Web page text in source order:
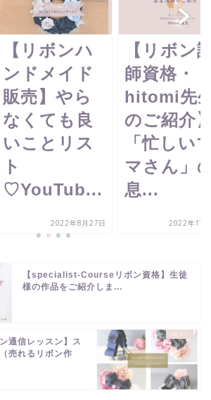
【リボンハ
ンドメイド
販売】やら
なくても良
いことリス
ト
♡YouTub...
2022年8月27日
【リボン
師資格・
hitomi先
のご紹介
「忙しい
マさん」
息...
2022年11
【specialist-Courseリボン資格】生徒
様の作品をご紹介しま...
通信レッスン】ス
売れるリボン作